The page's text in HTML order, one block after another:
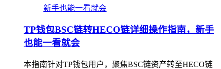
TP钱包BSC链转HECO链详细操作指南，新手
也能一看就会
本指南针对TP钱包用户，聚焦BSC链资产转至HECO链